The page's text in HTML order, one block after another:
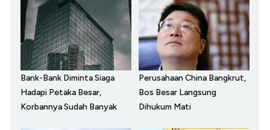
Bank-Bank Diminta Siaga
Hadapi Petaka Besar,
Korbannya Sudah Banyak
Perusahaan China Bangkrut,
Bos Besar Langsung
Dihukum Mati